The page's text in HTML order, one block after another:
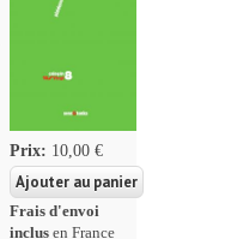
Prix: 10,00 €
Frais d'envoi
inclus en France